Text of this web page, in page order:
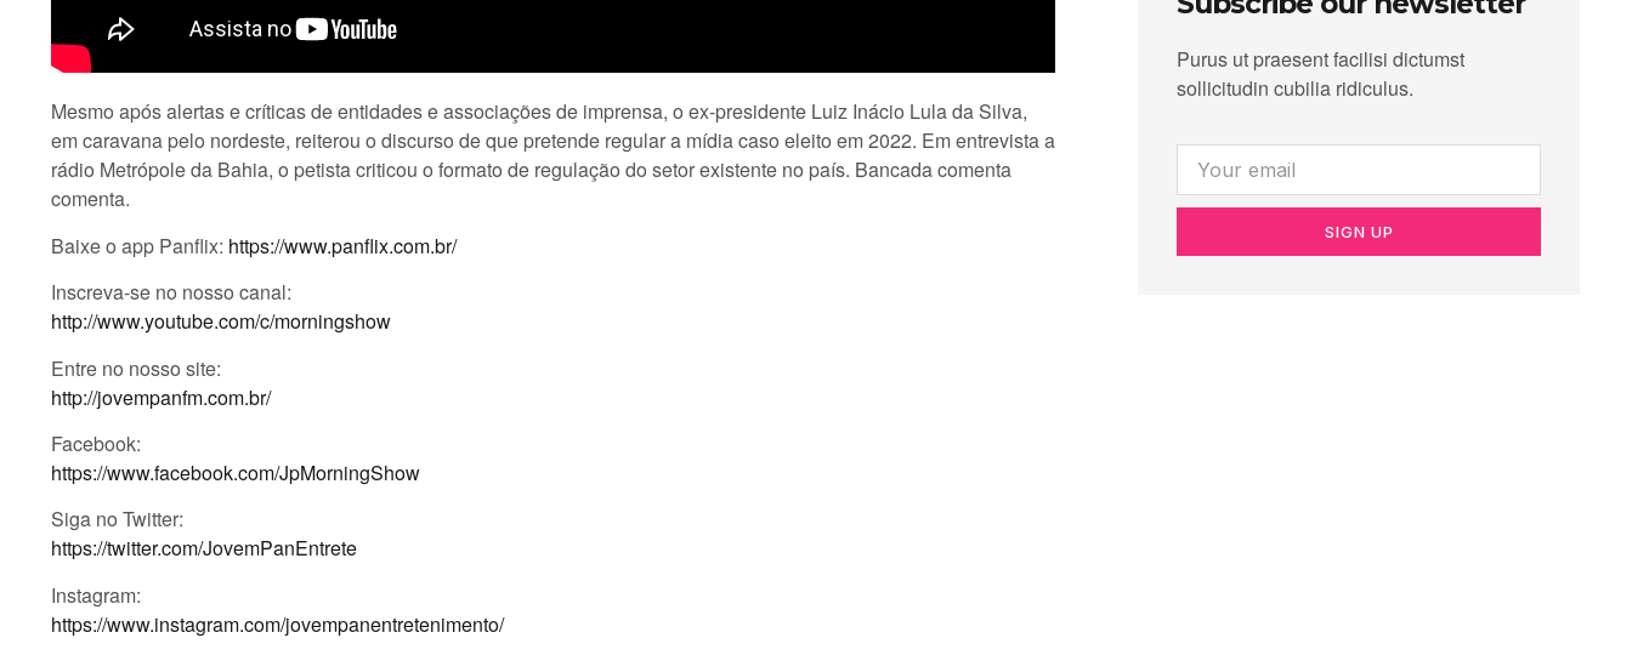
Mesmo após alertas e críticas de entidades e associações de imprensa, o ex-presidente Luiz Inácio Lula da Silva,
em caravana pelo nordeste, reiterou o discurso de que pretende regular a mídia caso eleito em 2022. Em entrevista a
rádio Metrópole da Bahia, o petista criticou o formato de regulação do setor existente no país. Bancada comenta
comenta.
Baixe o app Panflix: https://www.panflix.com.br/
Inscreva-se no nosso canal:
http://www.youtube.com/c/morningshow
Entre no nosso site:
http://jovempanfm.com.br/
Facebook:
https://www.facebook.com/JpMorningShow
Siga no Twitter:
https://twitter.com/JovemPanEntrete
Instagram:
https://www.instagram.com/jovempanentretenimento/
Purus ut praesent facilisi dictumst
sollicitudin cubilia ridiculus.
SIGN UP